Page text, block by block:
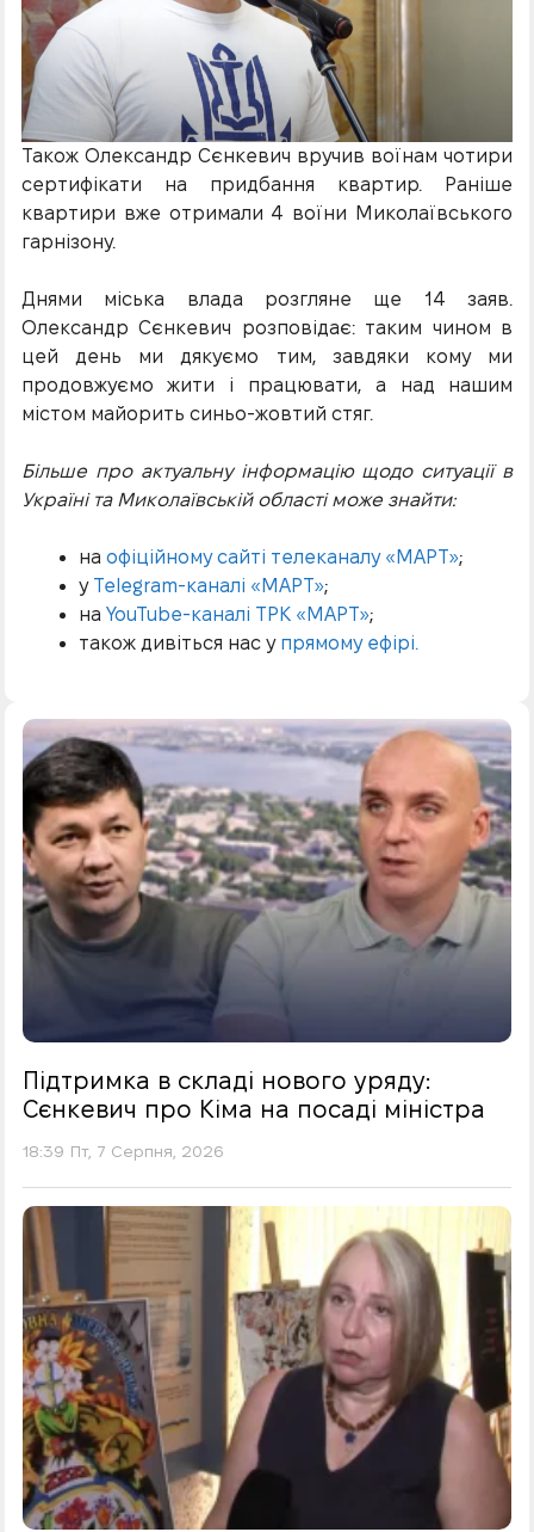
Також Олександр Сєнкевич вручив воїнам чотири
сертифікати на придбання квартир. Раніше
квартири вже отримали 4 воїни Миколаївського
гарнізону.
Днями міська влада розгляне ще 14 заяв.
Олександр Сєнкевич розповідає: таким чином в
цей день ми дякуємо тим, завдяки кому ми
продовжуємо жити і працювати, а над нашим
містом майорить синьо-жовтий стяг.
Більше про актуальну інформацію щодо ситуації в
Україні та Миколаївській області може знайти:
на офіційному сайті телеканалу «МАРТ»;
у Telegram-каналі «МАРТ»;
на YouTube-каналі ТРК «МАРТ»;
також дивіться нас у прямому ефірі.
Підтримка в складі нового уряду:
Сєнкевич про Кіма на посаді міністра
18:39 Пт, 7 Серпня, 2026